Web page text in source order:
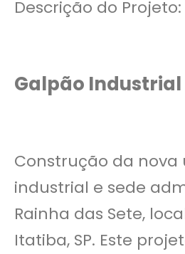
Descrição do Projeto:
Galpão Industrial
Construção da nova
industrial e sede
Rainha das Sete,
Itatiba, SP. Este